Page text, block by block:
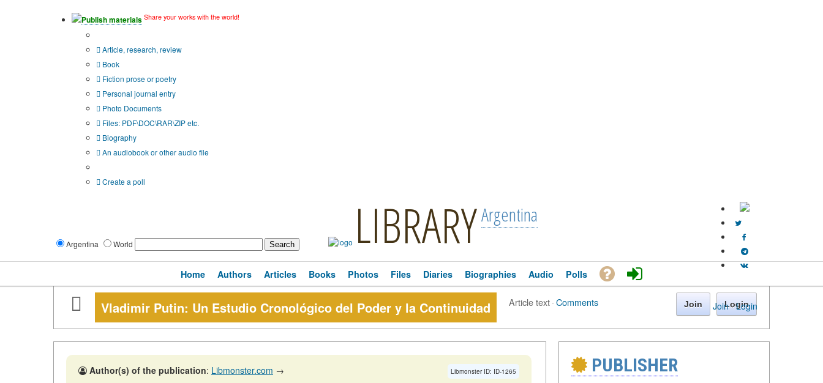
Publish materials Share your works with the world!
Article, research, review
Book
Fiction prose or poetry
Personal journal entry
Photo Documents
Files: PDF\DOC\RAR\ZIP etc.
Biography
An audiobook or other audio file
Create a poll
Argentina World LIBRARYArgentina
Join · Login
Home Authors Articles Books Photos Files Diaries Biographies Audio Polls
Vladimir Putin: Un Estudio Cronológico del Poder y la Continuidad Article text·Comments Join Login
Libmonster ID: ID-1265
Author(s) of the publication: Libmonster.com → PUBLISHER